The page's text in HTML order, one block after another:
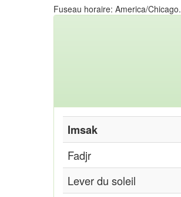
Fuseau horaire: America/Chicago.
Imsak
Fadjr
Lever du soleil